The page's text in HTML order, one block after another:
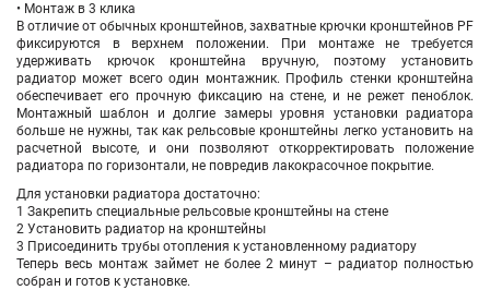
• Монтаж в 3 клика
В отличие от обычных кронштейнов, захватные крючки кронштейнов PF
фиксируются в верхнем положении. При монтаже не требуется
удерживать крючок кронштейна вручную, поэтому установить
радиатор может всего один монтажник. Профиль стенки кронштейна
обеспечивает его прочную фиксацию на стене, и не режет пеноблок.
Монтажный шаблон и долгие замеры уровня установки радиатора
больше не нужны, так как рельсовые кронштейны легко установить на
расчетной высоте, и они позволяют откорректировать положение
радиатора по горизонтали, не повредив лакокрасочное покрытие.
Для установки радиатора достаточно:
1 Закрепить специальные рельсовые кронштейны на стене
2 Установить радиатор на кронштейны
3 Присоединить трубы отопления к установленному радиатору
Теперь весь монтаж займет не более 2 минут – радиатор полностью
собран и готов к установке.